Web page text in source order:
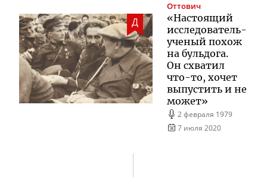
Д
Оттович
«Настоящий
исследователь-
ученый похож
на бульдога.
Он схватил
что-то, хочет
выпустить и не
может»
2 февраля 1979
7 июля 2020